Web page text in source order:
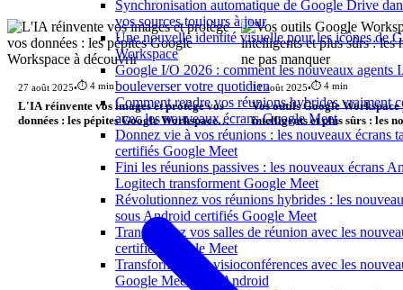
Synchronisation automatique de Google Drive
vos sources toujours à jour
Une nouvelle identité visuelle pour les icônes de
Workspace
Google I/O 2026 : comment les nouveaux agents
bouleverser votre quotidien
Comment rendre vos réunions hybrides vraiment
avec les nouveaux écrans Google Meet
Donnez vie à vos réunions : les nouveaux écrans
certifiés Google Meet
Fini les réunions passives : les nouveaux écrans
Logitech transforment Google Meet
Révolutionnez vos réunions hybrides : les
sous Android certifiés Google Meet
Transformez vos salles de réunion avec les
certifiés Google Meet
Transformez vos visioconférences avec les
Google Meet sous Android
27 août 2025•⏱️ 4 min
L'IA réinvente vos images et protège vos
données : les pépites Google Workspace à
11 août 2025•⏱️ 4 min
Vos outils Google Workspace
intelligents et plus sûrs : les
ne pas manquer